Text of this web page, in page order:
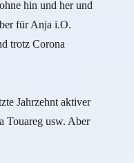
hin und her und
für Anja i.O.
trotz Corona
Jahrzehnt aktiver
Touareg usw. Aber